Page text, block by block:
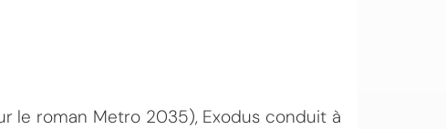
le roman Metro 2035), Exodus conduit à